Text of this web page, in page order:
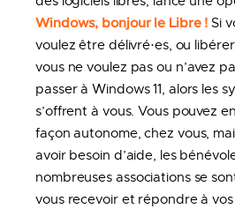
Windows, bonjour le Libre ! Si
voulez être délivré·es, ou
vous ne voulez pas ou n’avez
passer à Windows 11, alors les
s’offrent à vous. Vous pouvez
façon autonome, chez vous,
avoir besoin d’aide, les
nombreuses associations se
vous recevoir et répondre à